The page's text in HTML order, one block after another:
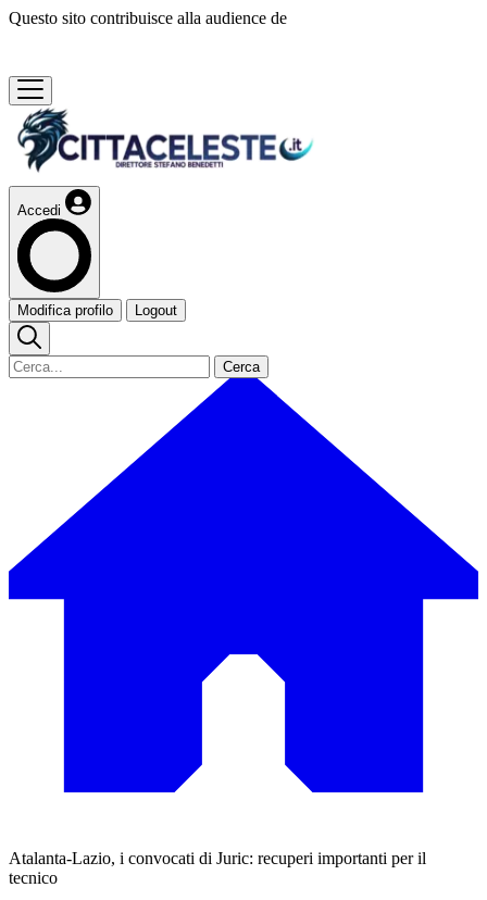
Questo sito contribuisce alla audience de
Accedi
Modifica profilo Logout
Cerca
Atalanta-Lazio, i convocati di Juric: recuperi importanti per il
tecnico